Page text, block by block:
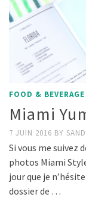
FOOD & BEVERAGE
Miami
7 JUIN 2016 BY
Si vous me suivez
photos Miami
jour que je
dossier de …